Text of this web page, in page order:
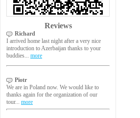
Reviews
Richard
I arrived home last night after a very nice
introduction to Azerbaijan thanks to your
buddies... more
Piotr
We are in Poland now. We would like to
thanks again for the organization of our
tour... more